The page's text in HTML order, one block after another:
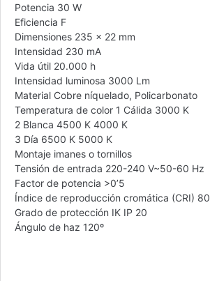
Potencia 30 W
Eficiencia F
Dimensiones 235 x 22 mm
Intensidad 230 mA
Vida útil 20.000 h
Intensidad luminosa 3000 Lm
Material Cobre níquelado, Policarbonato
Temperatura de color 1 Cálida 3000 K
2 Blanca 4500 K 4000 K
3 Día 6500 K 5000 K
Montaje imanes o tornillos
Tensión de entrada 220-240 V~50-60 Hz
Factor de potencia >0’5
Índice de reproducción cromática (CRI) 80
Grado de protección IK IP 20
Ángulo de haz 120º